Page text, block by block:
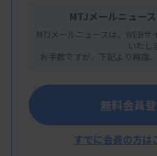
概 要
テーマ：標本を用いた症
・内容：症例提示および
MTJメールニュー
MTJメールニュースは、WEBサ
いたし
お手数ですが、下記より再度
無料会員
すでに会員の方は